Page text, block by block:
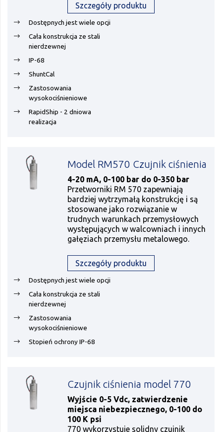
Szczegóły produktu
Dostępnych jest wiele opcji
Cała konstrukcja ze stali
nierdzewnej
IP-68
ShuntCal
Zastosowania
wysokociśnieniowe
RapidShip - 2 dniowa
realizacja
Model RM570 Czujnik ciśnienia
4-20 mA, 0-100 bar do 0-350 bar
Przetworniki RM 570 zapewniają
bardziej wytrzymałą konstrukcję i są
stosowane jako rozwiązanie w
trudnych warunkach przemysłowych
występujących w walcowniach i innych
gałęziach przemysłu metalowego.
Szczegóły produktu
Dostępnych jest wiele opcji
Cała konstrukcja ze stali
nierdzewnej
Zastosowania
wysokociśnieniowe
Stopień ochrony IP-68
Czujnik ciśnienia model 770
Wyjście 0-5 Vdc, zatwierdzenie
miejsca niebezpiecznego, 0-100 do
100 K psi
770 wykorzystuje solidny czujnik